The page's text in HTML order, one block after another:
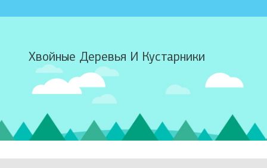
Хвойные Деревья И Кустарники